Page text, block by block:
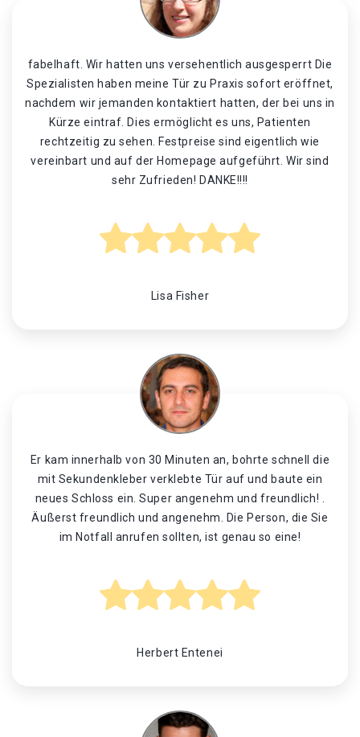
fabelhaft. Wir hatten uns versehentlich ausgesperrt Die
Spezialisten haben meine Tür zu Praxis sofort eröffnet,
nachdem wir jemanden kontaktiert hatten, der bei uns in
Kürze eintraf. Dies ermöglicht es uns, Patienten
rechtzeitig zu sehen. Festpreise sind eigentlich wie
vereinbart und auf der Homepage aufgeführt. Wir sind
sehr Zufrieden! DANKE!!!!
Lisa Fisher
Er kam innerhalb von 30 Minuten an, bohrte schnell die
mit Sekundenkleber verklebte Tür auf und baute ein
neues Schloss ein. Super angenehm und freundlich! .
Äußerst freundlich und angenehm. Die Person, die Sie
im Notfall anrufen sollten, ist genau so eine!
Herbert Entenei